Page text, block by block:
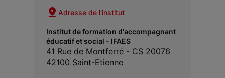
Adresse de l'institut
Institut de formation d'accompagnant
éducatif et social - IFAES
41 Rue de Montferré - CS 20076
42100 Saint-Etienne